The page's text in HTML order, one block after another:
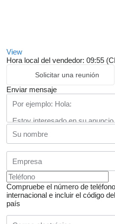
View
Hora local del vendedor: 09:55
Solicitar una reunión
Enviar mensaje
Compruebe el número de
internacional e incluir el código
país